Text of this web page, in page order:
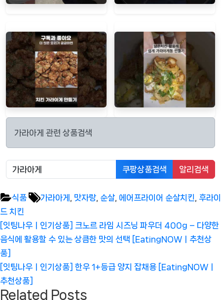
가라아게 관련 상품검색
쿠팡상품검색 알리검색
식품 Tags:
가라아게 맛자랑 순살 에어프라이어 순살치킨
후라이
드 치킨
글
탐
색
Previous
Post:
[잇팅나우ㅣ인기상품] 크노르 라임 시즈닝 파우더 400g – 다양한
음식에 활용할 수 있는 상큼한 맛의 선택 [EatingNOWㅣ추천상
품]
Next
Post:
[잇팅나우ㅣ인기상품] 한우 1+등급 양지 잡채용 [EatingNOWㅣ
추천상품]
Related Posts